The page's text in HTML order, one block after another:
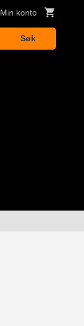
Min konto
Søk